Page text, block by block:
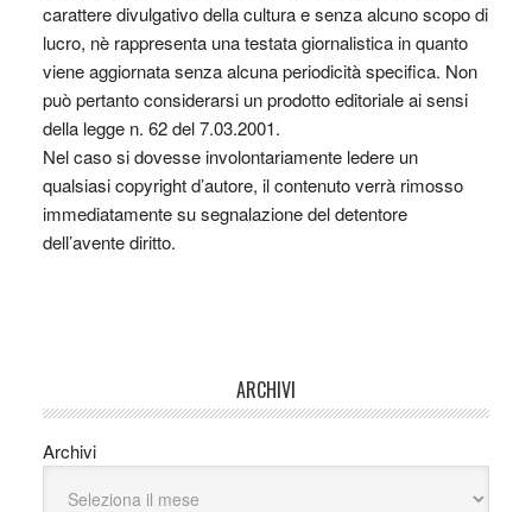
carattere divulgativo della cultura e senza alcuno scopo di
lucro, nè rappresenta una testata giornalistica in quanto
viene aggiornata senza alcuna periodicità specifica. Non
può pertanto considerarsi un prodotto editoriale ai sensi
della legge n. 62 del 7.03.2001.
Nel caso si dovesse involontariamente ledere un
qualsiasi copyright d’autore, il contenuto verrà rimosso
immediatamente su segnalazione del detentore
dell’avente diritto.
ARCHIVI
Archivi